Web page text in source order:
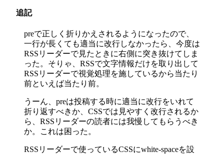
追記
preで正しく折りかえされるようになったので、
一行が長くても適当に改行しなかったら、今度は
RSSリーダーで見たときに右側に突き抜けてしま
った。そりゃ、RSSで文字情報だけを取り出して
RSSリーダーで視覚処理を施しているから当たり
前といえば当たり前。
うーん、preは投稿する時に適当に改行をいれて
折り返すべきか、CSSでは見やすく改行されるか
ら、RSSリーダーの読者には我慢してもらうべき
か。これは困った。
RSSリーダーで使っているCSSにwhite-spaceを設